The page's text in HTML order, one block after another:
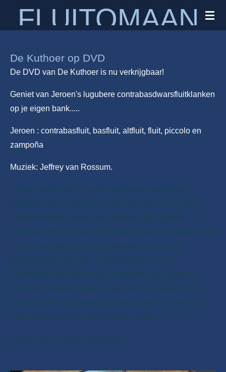
direct
de
hoofdinhoud
FLUITOMAAN
De Kuthoer op DVD
De DVD van De Kuthoer is nu verkrijgbaar!
Geniet van Jeroen's lugubere contrabasdwarsfluitklanken
op je eigen bank.....
Jeroen : contrabasfluit, basfluit, altfluit, fluit, piccolo en
zampoña
Muziek: Jeffrey van Rossum.
"Jeroen heeft met zijn scala aan fluiten extra lagen
gegeven aan de filmmuziek van De Kuthoer. Donkere,
onheilspellende, gekke en zenuwachtige klanken. Het
geeft een dimensie van levendigheid en originaliteit die ik
niet met samples alleen had bereikt. Eén van de
terugkerende geluiden in de filmmuziek is een
contrabasfluit die een lage afbuigende noot speelt en
door een gitaarversterker is gehaald. Hoe vaak hoor je
dat?! Ik ben er ontzettend blij mee en weet Jeroen voor
een volgend project zeker weer te vinden."
Jeffrey van Rossum (componist)